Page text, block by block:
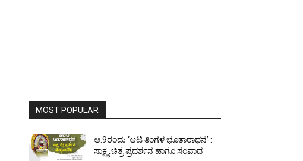
MOST POPULAR
ಆ.9ರಂದು ‘ಆಟಿ ತಿಂಗಳ ಭೂತಾರಾಧನೆ’ :
ಸಾಕ್ಷ್ಯ ಚಿತ್ರ ಪ್ರದರ್ಶನ ಹಾಗೂ ಸಂವಾದ